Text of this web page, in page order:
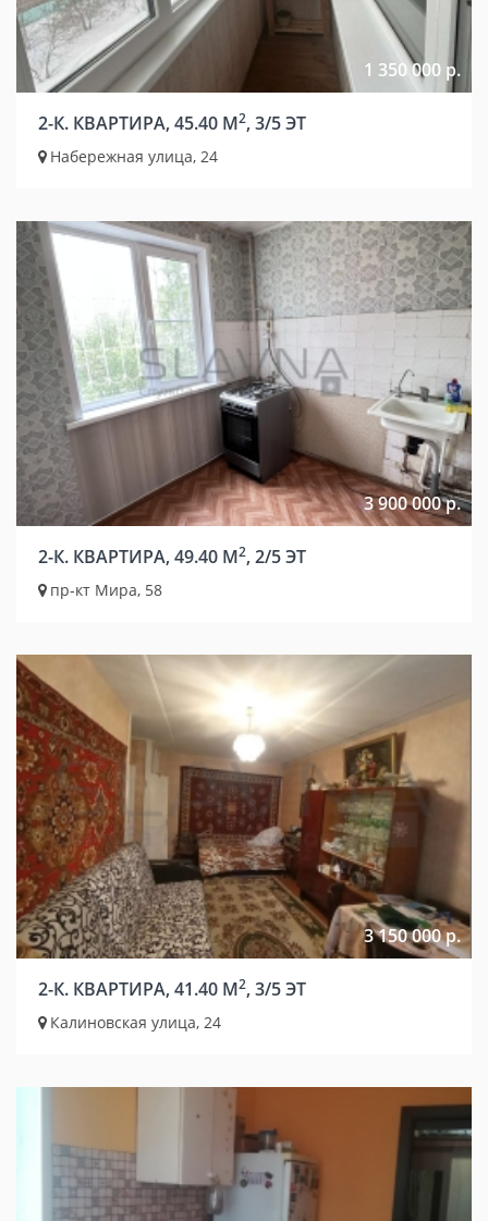
1 350 000 р.
2-К. КВАРТИРА, 45.40 М2, 3/5 ЭТ
Набережная улица, 24
3 900 000 р.
2-К. КВАРТИРА, 49.40 М2, 2/5 ЭТ
пр-кт Мира, 58
3 150 000 р.
2-К. КВАРТИРА, 41.40 М2, 3/5 ЭТ
Калиновская улица, 24